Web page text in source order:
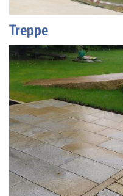
Treppe